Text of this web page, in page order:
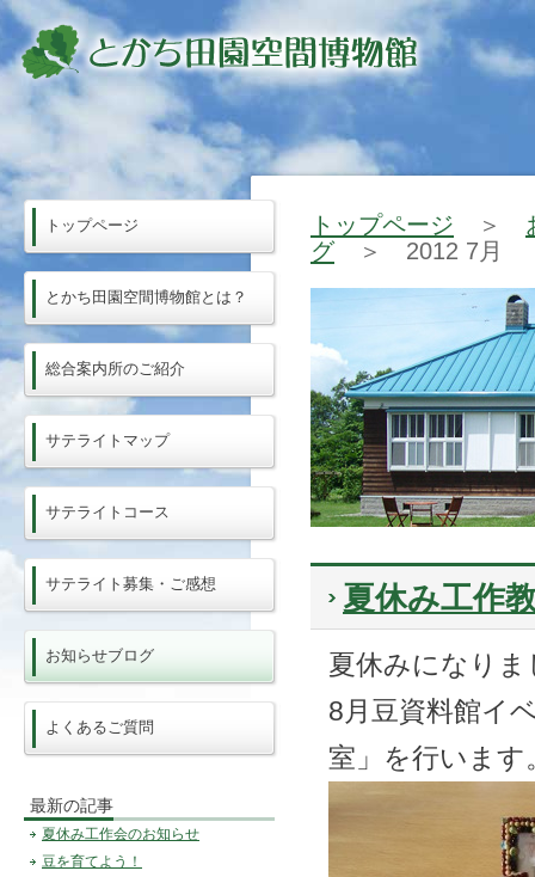
トップページ ＞
グ＞ 2012 7月
夏休み工作
夏休みになりま
8月豆資料館イ
室」を行います
トップページ
とかち田園空間博物館とは？
総合案内所のご紹介
サテライトマップ
サテライトコース
サテライト募集・ご感想
お知らせブログ
よくあるご質問
最新の記事
夏休み工作会のお知らせ
豆を育てよう！